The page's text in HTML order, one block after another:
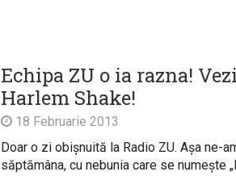
Echipa ZU o ia razna!
Harlem Shake!
18 Februarie 2013
Doar o zi obișnuită la Radio ZU. Așa ne-
săptămâna, cu nebunia care se numește